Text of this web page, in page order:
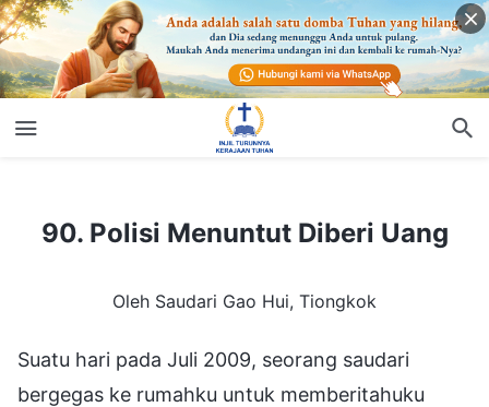
90. Polisi Menuntut Diberi Uang
90. Polisi Menuntut Diberi Uang
Oleh Saudari Gao Hui, Tiongkok
Suatu hari pada Juli 2009, seorang saudari
bergegas ke rumahku untuk memberitahuku